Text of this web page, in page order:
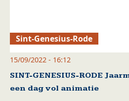
Sint-Genesius-Rode
15/09/2022 - 16:12
SINT-GENESIUS-RODE
een dag vol animatie